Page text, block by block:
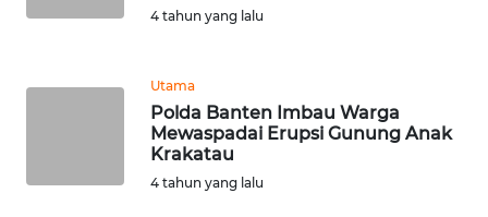
4 tahun yang lalu
Utama
Polda Banten Imbau Warga
Mewaspadai Erupsi Gunung Anak
Krakatau
4 tahun yang lalu